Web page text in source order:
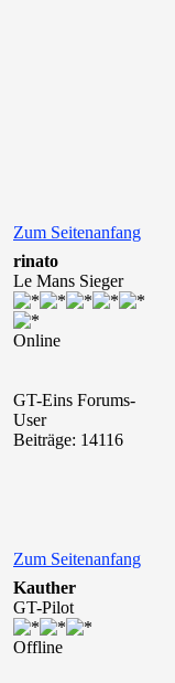
Zum Seitenanfang
rinato
Le Mans Sieger
Online
GT-Eins Forums-
User
Beiträge: 14116
Zum Seitenanfang
Kauther
GT-Pilot
Offline